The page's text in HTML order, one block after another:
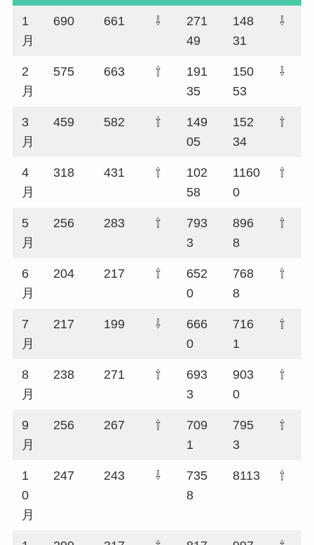
1
月
690 661 ⇩
271
49
148
31
⇩
2
月
575 663 ⇧
191
35
150
53
⇩
3
月
459 582 ⇧
149
05
152
34
⇧
4
月
318 431 ⇧
102
58
1160
0
⇧
5
月
256 283 ⇧
793
3
896
8
⇧
6
月
204 217 ⇧
652
0
768
8
⇧
7
月
217 199 ⇩
666
0
716
1
⇧
8
月
238 271 ⇧
693
3
903
0
⇧
9
月
256 267 ⇧
709
1
795
3
⇧
1
0
月
247 243 ⇩
735
8
8113 ⇧